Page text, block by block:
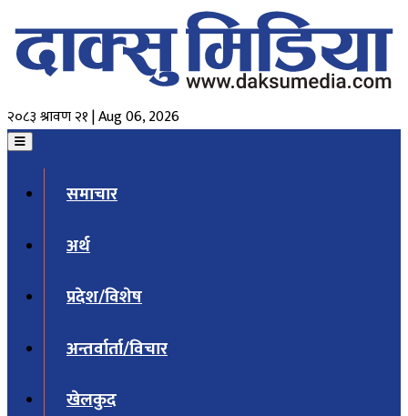
२०८३ श्रावण २१ | Aug 06, 2026
समाचार
अर्थ
प्रदेश/विशेष
अन्तर्वार्ता/विचार
खेलकुद